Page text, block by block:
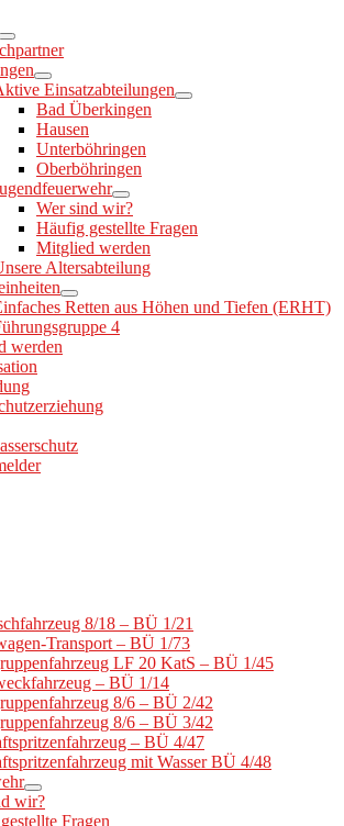
Einsatzabteilungen
Bad Überkingen
Hausen
Unterböhringen
Oberböhringen
Wer sind wir?
Häufig gestellte Fragen
Mitglied werden
Altersabteilung
Retten aus Höhen und Tiefen (ERHT)
4
werden
8/18 – BÜ 1/21
Transport – BÜ 1/73
LF 20 KatS – BÜ 1/45
– BÜ 1/14
8/6 – BÜ 2/42
8/6 – BÜ 3/42
– BÜ 4/47
mit Wasser BÜ 4/48
wir?
Fragen